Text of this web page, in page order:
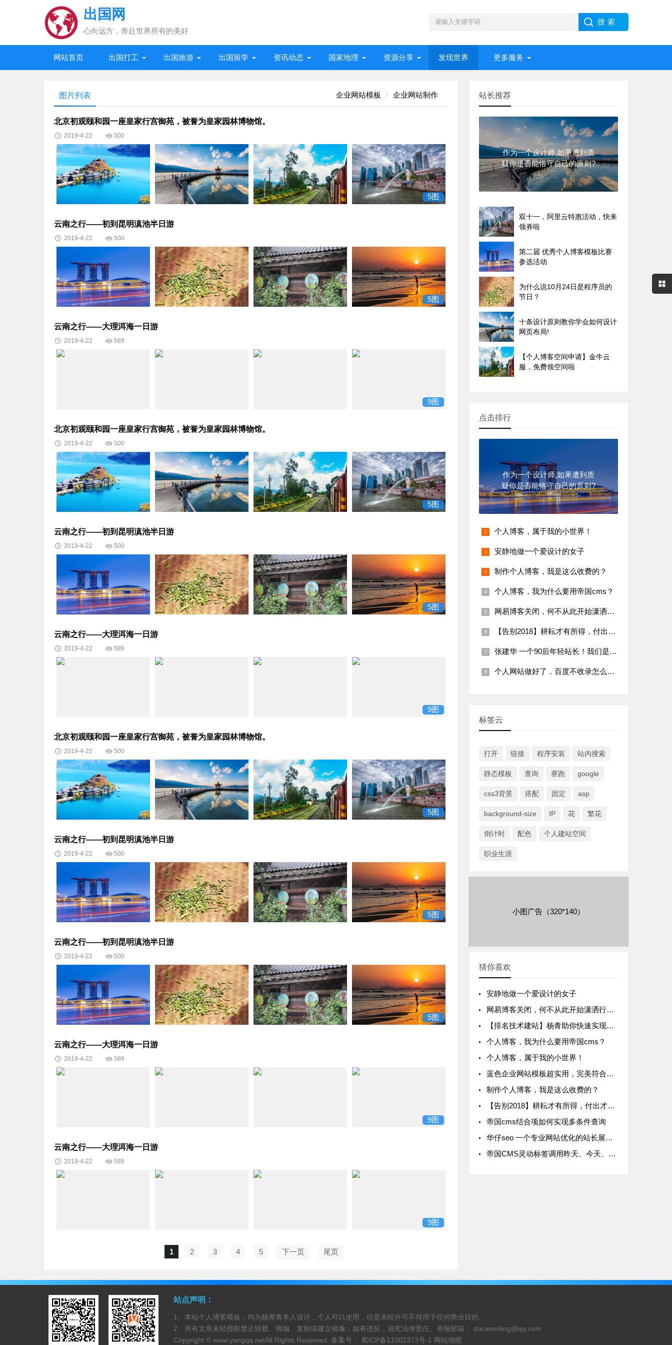
出国网
心向远方，奔赴世界所有的美好
网站首页 出国打工 出国旅游 出国留学 资讯动态 国家地理 资源分享 发现世界 更多服务
企业网站模板 企业网站制作
图片列表
北京初观颐和园一座皇家行宫御苑，被誉为皇家园林博物馆。
2019-4-22 500
5图
云南之行——初到昆明滇池半日游
2019-4-22 500
5图
云南之行——大理洱海一日游
2019-4-22 589
9图
北京初观颐和园一座皇家行宫御苑，被誉为皇家园林博物馆。
2019-4-22 500
5图
云南之行——初到昆明滇池半日游
2019-4-22 500
5图
云南之行——大理洱海一日游
2019-4-22 589
9图
北京初观颐和园一座皇家行宫御苑，被誉为皇家园林博物馆。
2019-4-22 500
5图
云南之行——初到昆明滇池半日游
2019-4-22 500
5图
云南之行——初到昆明滇池半日游
2019-4-22 500
5图
云南之行——大理洱海一日游
2019-4-22 589
9图
云南之行——大理洱海一日游
2019-4-22 589
9图
1 2 3 4 5 下一页 尾页
站长推荐
作为一个设计师,如果遭到质
疑你是否能恪守自己的原则?
双十一，阿里云特惠活动，快来
领券啦
第二届 优秀个人博客模板比赛
参选活动
为什么说10月24日是程序员的
节日？
十条设计原则教你学会如何设计
网页布局!
【个人博客空间申请】金牛云
服，免费领空间啦
点击排行
作为一个设计师,如果遭到质
疑你是否能恪守自己的原则?
个人博客，属于我的小世界！
安静地做一个爱设计的女子
制作个人博客，我是这么收费的？
个人博客，我为什么要用帝国cms？
网易博客关闭，何不从此开始潇洒行走江湖！
【告别2018】耕耘才有所得，付出才有收获
张建华 一个90后年轻站长！我们是对手亦是朋友！
个人网站做好了，百度不收录怎么办？来，看看他们怎么做的。
标签云
打开 链接 程序安装 站内搜索
静态模板 查询 赛跑 google
css3背景 搭配 固定 asp
background-size IP 花 繁花
倒计时 配色 个人建站空间
职业生涯
小图广告（320*140）
猜你喜欢
安静地做一个爱设计的女子
网易博客关闭，何不从此开始潇洒行走江湖！
【排名技术建站】杨青助你快速实现主站为核心的搜索排名霸屏
个人博客，我为什么要用帝国cms？
个人博客，属于我的小世界！
蓝色企业网站模板超实用，完美符合SEO优化，适合企业公司建站的模板
制作个人博客，我是这么收费的？
【告别2018】耕耘才有所得，付出才有收获
帝国cms结合项如何实现多条件查询
华仔seo 一个专业网站优化的站长展示技能的平台
帝国CMS灵动标签调用昨天、今天、某天及以前以后等特定时间发布的文章
站点声明：
1、本站个人博客模板，均为杨青青本人设计，个人可以使用，但是未经许可不得用于任何商业目的。
2、所有文章未经授权禁止转载、摘编、复制或建立镜像，如有违反，追究法律责任。举报邮箱： dacesmiling@qq.com
Copyright © www.yangqq.netAll Rights Reserved. 备案号： 蜀ICP备11002373号-1 网站地图